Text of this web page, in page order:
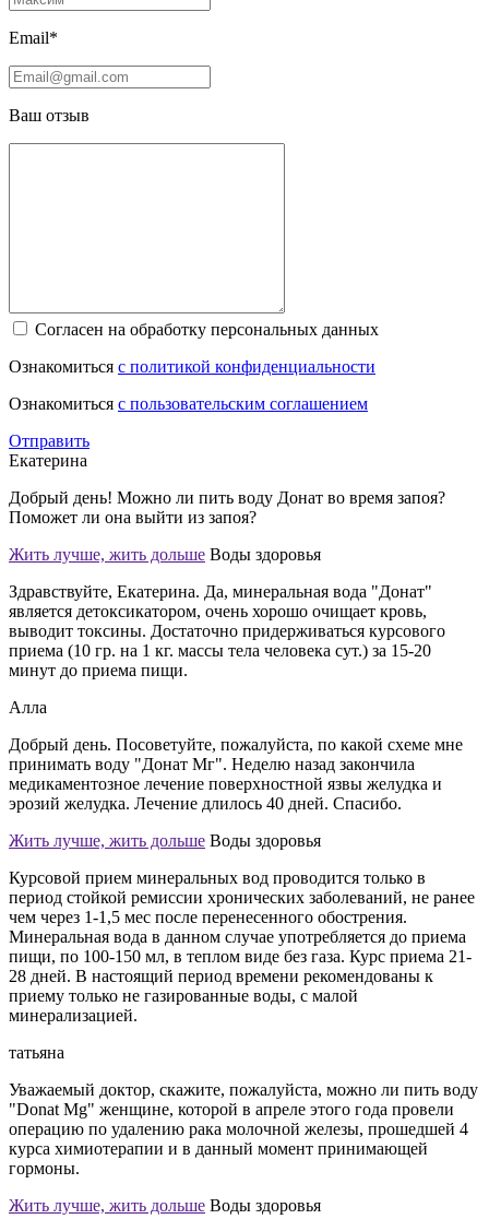
Email*
Ваш отзыв
Согласен на обработку персональных данных
Ознакомиться с политикой конфиденциальности
Ознакомиться с пользовательским соглашением
Отправить
Екатерина
Добрый день! Можно ли пить воду Донат во время запоя?
Поможет ли она выйти из запоя?
Жить лучше, жить дольше Воды здоровья
Здравствуйте, Екатерина. Да, минеральная вода "Донат"
является детоксикатором, очень хорошо очищает кровь,
выводит токсины. Достаточно придерживаться курсового
приема (10 гр. на 1 кг. массы тела человека сут.) за 15-20
минут до приема пищи.
Алла
Добрый день. Посоветуйте, пожалуйста, по какой схеме мне
принимать воду "Донат Мг". Неделю назад закончила
медикаментозное лечение поверхностной язвы желудка и
эрозий желудка. Лечение длилось 40 дней. Спасибо.
Жить лучше, жить дольше Воды здоровья
Курсовой прием минеральных вод проводится только в
период стойкой ремиссии хронических заболеваний, не ранее
чем через 1-1,5 мес после перенесенного обострения.
Минеральная вода в данном случае употребляется до приема
пищи, по 100-150 мл, в теплом виде без газа. Курс приема 21-
28 дней. В настоящий период времени рекомендованы к
приему только не газированные воды, с малой
минерализацией.
татьяна
Уважаемый доктор, скажите, пожалуйста, можно ли пить воду
"Donat Mg" женщине, которой в апреле этого года провели
операцию по удалению рака молочной железы, прошедшей 4
курса химиотерапии и в данный момент принимающей
гормоны.
Жить лучше, жить дольше Воды здоровья